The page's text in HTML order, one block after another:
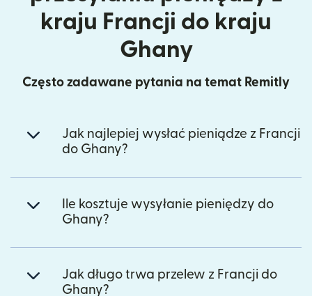
kraju Francji do kraju
Ghany
Często zadawane pytania na temat Remitly
Jak najlepiej wysłać pieniądze z Francji
do Ghany?
Ile kosztuje wysyłanie pieniędzy do
Ghany?
Jak długo trwa przelew z Francji do
Ghany?